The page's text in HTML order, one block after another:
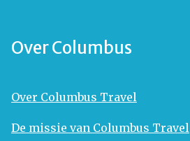
Over Columbus
Over Columbus Travel
De missie van Columbus Travel